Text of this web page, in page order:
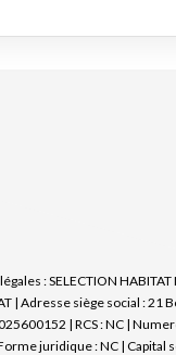
: SELECTION HABITAT
| Adresse siège social : 21
| RCS : NC |
juridique : NC | Capital